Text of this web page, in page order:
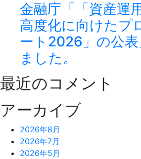
金融庁「「資産運
高度化に向けたプ
ート2026」の公表
ました。
最近のコメント
アーカイブ
2026年8月
2026年7月
2026年5月